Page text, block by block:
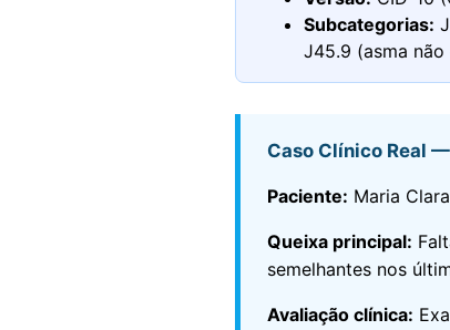
Subcategorias:
J45.9 (asma
Caso Clínico Real
Paciente: Maria
Queixa principal:
semelhantes nos
Avaliação clínica: